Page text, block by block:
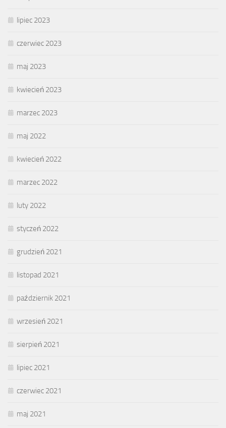
lipiec 2023
czerwiec 2023
maj 2023
kwiecień 2023
marzec 2023
maj 2022
kwiecień 2022
marzec 2022
luty 2022
styczeń 2022
grudzień 2021
listopad 2021
październik 2021
wrzesień 2021
sierpień 2021
lipiec 2021
czerwiec 2021
maj 2021